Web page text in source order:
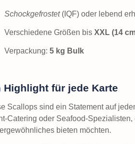
Schockgefrostet(IQF) oder lebend
Verschiedene Größen bis XXL (14
Verpackung: 5 kg Bulk
Highlight für jede Karte
Scallops sind ein Statement auf
Catering oder Seafood-
bieten möchten.